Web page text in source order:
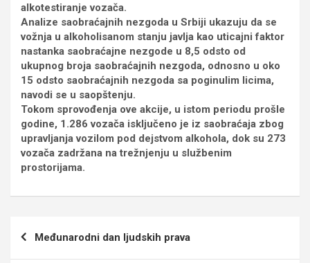
alkotestiranje vozača.
Analize saobraćajnih nezgoda u Srbiji ukazuju da se
vožnja u alkoholisanom stanju javlja kao uticajni faktor
nastanka saobraćajne nezgode u 8,5 odsto od
ukupnog broja saobraćajnih nezgoda, odnosno u oko
15 odsto saobraćajnih nezgoda sa poginulim licima,
navodi se u saopštenju.
Tokom sprovođenja ove akcije, u istom periodu prošle
godine, 1.286 vozača isključeno je iz saobraćaja zbog
upravljanja vozilom pod dejstvom alkohola, dok su 273
vozača zadržana na trežnjenju u službenim
prostorijama.
Međunarodni dan ljudskih prava